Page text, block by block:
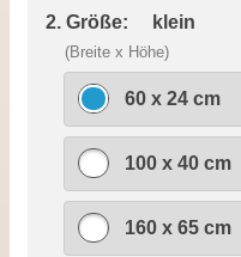
2. Größe: klein
(Breite x Höhe)
60 x 24 cm
100 x 40 cm
160 x 65 cm